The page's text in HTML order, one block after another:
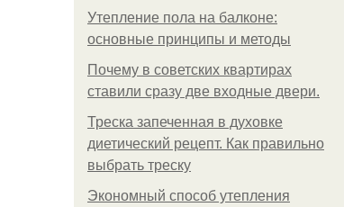
Утепление пола на балконе:
основные принципы и методы
Почему в советских квартирах
ставили сразу две входные двери.
Треска запеченная в духовке
диетический рецепт. Как правильно
выбрать треску
Экономный способ утепления